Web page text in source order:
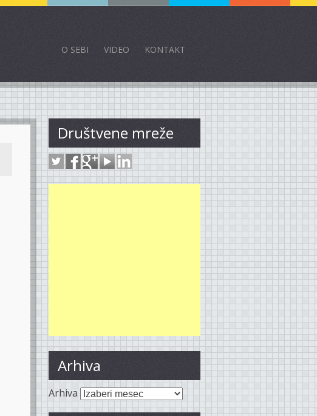
O SEBI VIDEO KONTAKT
Društvene mreže
Arhiva
Arhiva